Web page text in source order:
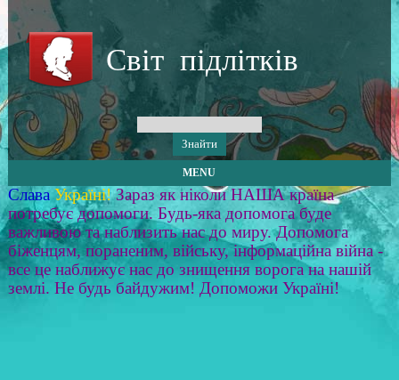
Світ підлітків
MENU
Слава Україні! Зараз як ніколи НАША країна
потребує допомоги. Будь-яка допомога буде
важливою та наблизить нас до миру. Допомога
біженцям, пораненим, війську, інформаційна війна -
все це наближує нас до знищення ворога на нашій
землі. Не будь байдужим! Допоможи Україні!